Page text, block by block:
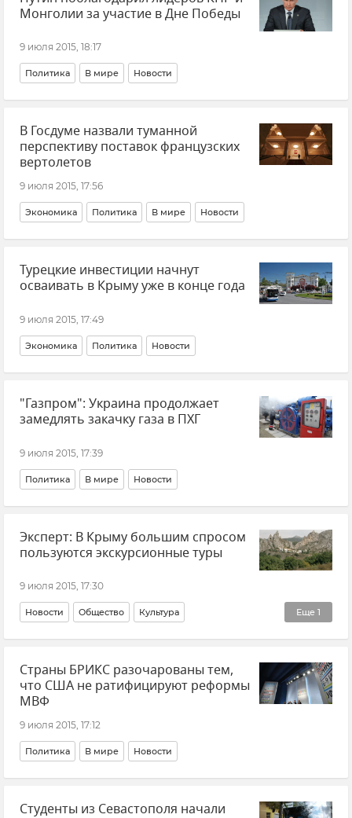
Монголии за участие в Дне Победы
9 июля 2015, 18:17
Политика В мире Новости
В Госдуме назвали туманной
перспективу поставок французских
вертолетов
9 июля 2015, 17:56
Экономика Политика В мире Новости
Турецкие инвестиции начнут
осваивать в Крыму уже в конце года
9 июля 2015, 17:49
Экономика Политика Новости
"Газпром": Украина продолжает
замедлять закачку газа в ПХГ
9 июля 2015, 17:39
Политика В мире Новости
Эксперт: В Крыму большим спросом
пользуются экскурсионные туры
9 июля 2015, 17:30
Еще 1
Новости Общество Культура
Туристический сезон-2015
Страны БРИКС разочарованы тем,
что США не ратифицируют реформы
МВФ
9 июля 2015, 17:12
Политика В мире Новости
Студенты из Севастополя начали